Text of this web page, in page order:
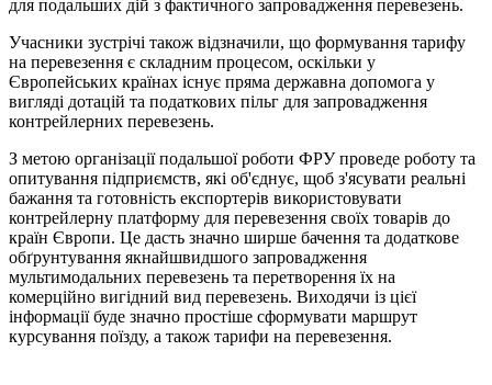
для подальших дій з фактичного запровадження перевезень.
Учасники зустрічі також відзначили, що формування тарифу
на перевезення є складним процесом, оскільки у
Європейських країнах існує пряма державна допомога у
вигляді дотацій та податкових пільг для запровадження
контрейлерних перевезень.
З метою організації подальшої роботи ФРУ проведе роботу та
опитування підприємств, які об'єднує, щоб з'ясувати реальні
бажання та готовність експортерів використовувати
контрейлерну платформу для перевезення своїх товарів до
країн Європи. Це дасть значно ширше бачення та додаткове
обґрунтування якнайшвидшого запровадження
мультимодальних перевезень та перетворення їх на
комерційно вигідний вид перевезень. Виходячи із цієї
інформації буде значно простіше сформувати маршрут
курсування поїзду, а також тарифи на перевезення.